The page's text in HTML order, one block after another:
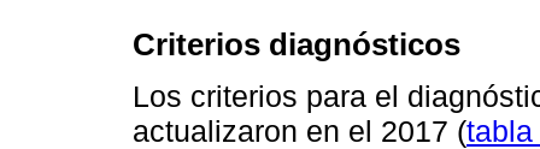
Criterios diagnósticos
Los criterios para el
actualizaron en el 2017 (tabla